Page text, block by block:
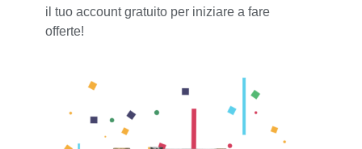
il tuo account gratuito per iniziare a fare
offerte!